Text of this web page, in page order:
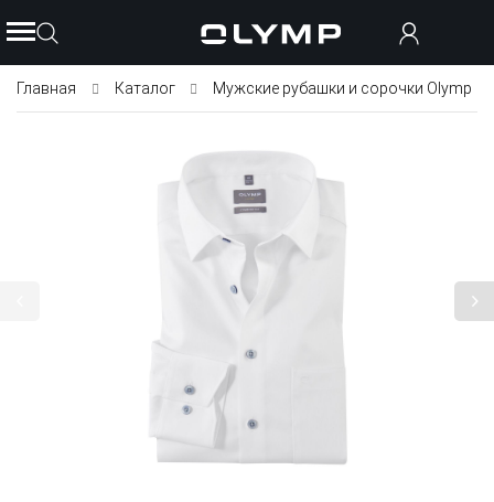
Главная Каталог Мужские рубашки и сорочки Olymp